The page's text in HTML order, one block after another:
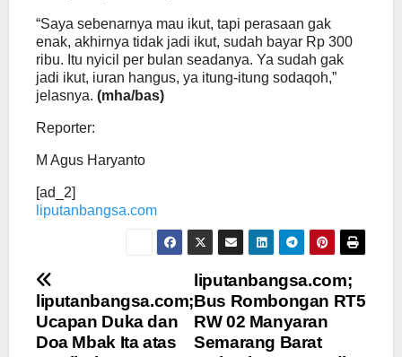
“Saya sebenarnya mau ikut, tapi perasaan gak
enak, akhirnya tidak jadi ikut, sudah bayar Rp 300
ribu. Itu nyicil per bulan seadanya. Ya sudah gak
jadi ikut, iuran hangus, ya itung-itung sodaqoh,”
jelasnya. (mha/bas)
Reporter:
M Agus Haryanto
[ad_2]
liputanbangsa.com
Navigasi
pos
liputanbangsa.com;
Bus Rombongan RT5
RW 02 Manyaran
Semarang Barat
liputanbangsa.com;
Ucapan Duka dan
Doa Mbak Ita atas